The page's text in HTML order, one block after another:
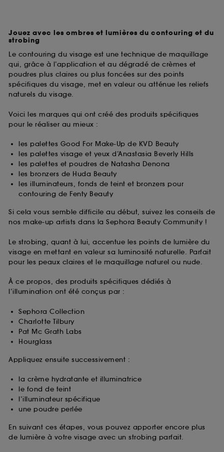
Jouez avec les ombres et lumières du contouring et du
strobing
Le contouring du visage est une technique de maquillage
qui, grâce à l’application et au dégradé de crèmes et
poudres plus claires ou plus foncées sur des points
spécifiques du visage, met en valeur ou atténue les reliefs
naturels du visage.
Voici les marques qui ont créé des produits spécifiques
pour le réaliser au mieux :
les palettes Good For Make-Up de KVD Beauty
les palettes visage et yeux d’Anastasia Beverly Hills
les palettes et poudres de Natasha Denona
les bronzers de Huda Beauty
les illuminateurs, fonds de teint et bronzers pour
contouring de Fenty Beauty
Si cela vous semble difficile au début, suivez les conseils de
nos make-up artists dans la Sephora Beauty Community !
Le strobing, quant à lui, accentue les points de lumière du
visage en mettant en valeur sa luminosité naturelle. Parfait
pour les peaux claires et le maquillage naturel ou nude.
À ce propos, des produits spécifiques dédiés à
l’illumination ont été conçus par :
Sephora Collection
Charlotte Tilbury
Pat Mc Grath Labs
Hourglass
Appliquez ensuite successivement :
la crème hydratante et illuminatrice
le fond de teint
l’illuminateur spécifique
une poudre perlée
En suivant ces étapes, vous pouvez apporter encore plus
de lumière à votre visage avec un strobing parfait.